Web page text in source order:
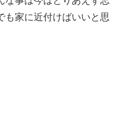
も家に近付けばいいと思